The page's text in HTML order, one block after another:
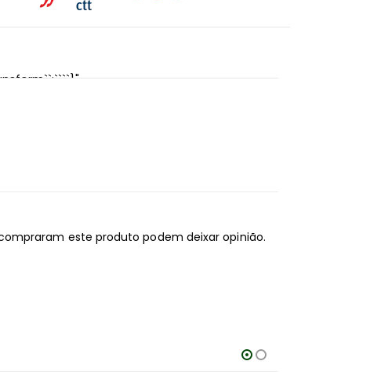
este produto podem deixar opinião.